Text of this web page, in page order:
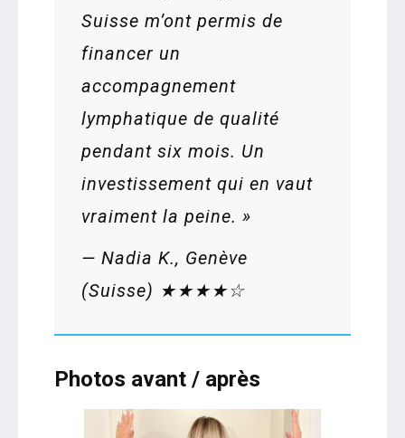
Suisse m’ont permis de
financer un
accompagnement
lymphatique de qualité
pendant six mois. Un
investissement qui en vaut
vraiment la peine. »
— Nadia K., Genève
(Suisse) ★★★★☆
Photos avant / après